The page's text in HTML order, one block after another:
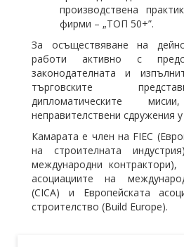
производствена
фирми – „ТОП 50+”.
За осъществяване на
работи активно с
законодателната и
търговските
дипломатическите
неправителствени сдружения
Камарата е член на FIEC
на строителната
международни
асоциациите на
(CICA) и Европейската
строителство (Build Europe).